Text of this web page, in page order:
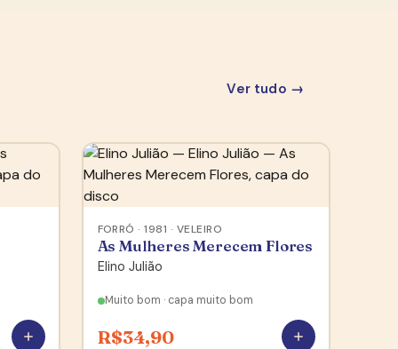
Ver tudo →
FORRÓ · 1981 · VELEIRO
As Mulheres Merecem Flores
Elino Julião
Muito bom · capa muito bom
R$34,90